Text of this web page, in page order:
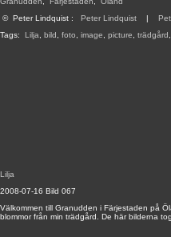
© Peter Lindquist : Peter Lindquist |
Tags: Lilja bild foto image picture trädgård
Lilja
2008-07-16 Bild 067
Välkommen till Granudden i Färjestaden på
blommor från min trädgård. De här bilderna